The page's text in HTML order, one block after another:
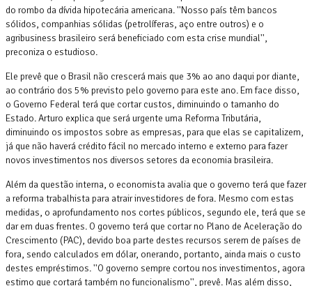
do rombo da dívida hipotecária americana. ''Nosso país têm bancos
sólidos, companhias sólidas (petrolíferas, aço entre outros) e o
agribusiness brasileiro será beneficiado com esta crise mundial'',
preconiza o estudioso.
Ele prevê que o Brasil não crescerá mais que 3% ao ano daqui por diante,
ao contrário dos 5% previsto pelo governo para este ano. Em face disso,
o Governo Federal terá que cortar custos, diminuindo o tamanho do
Estado. Arturo explica que será urgente uma Reforma Tributária,
diminuindo os impostos sobre as empresas, para que elas se capitalizem,
já que não haverá crédito fácil no mercado interno e externo para fazer
novos investimentos nos diversos setores da economia brasileira.
Além da questão interna, o economista avalia que o governo terá que fazer
a reforma trabalhista para atrair investidores de fora. Mesmo com estas
medidas, o aprofundamento nos cortes públicos, segundo ele, terá que se
dar em duas frentes. O governo terá que cortar no Plano de Aceleração do
Crescimento (PAC), devido boa parte destes recursos serem de países de
fora, sendo calculados em dólar, onerando, portanto, ainda mais o custo
destes empréstimos. ''O governo sempre cortou nos investimentos, agora
estimo que cortará também no funcionalismo'', prevê. Mas além disso,